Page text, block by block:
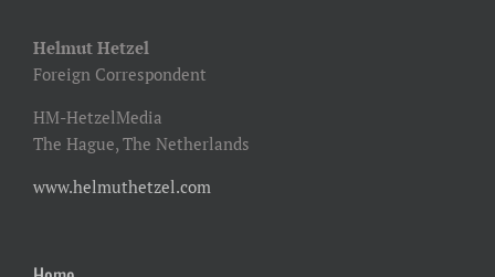
Helmut Hetzel
Foreign Correspondent
HM-HetzelMedia
The Hague, The Netherlands
www.helmuthetzel.com